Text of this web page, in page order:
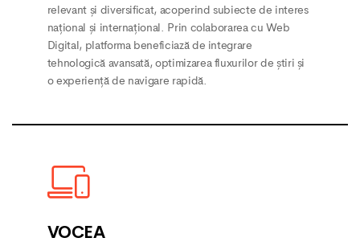
relevant și diversificat, acoperind subiecte de interes
național și internațional. Prin colaborarea cu Web
Digital, platforma beneficiază de integrare
tehnologică avansată, optimizarea fluxurilor de știri și
o experiență de navigare rapidă.
VOCEA